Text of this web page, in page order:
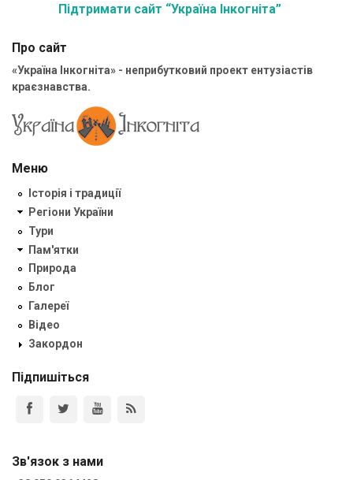
Підтримати сайт “Україна Інкогніта”
Про сайт
«Україна Інкогніта» - неприбутковий проект ентузіастів
краєзнавства.
Меню
Історія і традиції
Регіони України
Тури
Пам'ятки
Природа
Блог
Галереї
Відео
Закордон
Підпишіться
Зв'язок з нами